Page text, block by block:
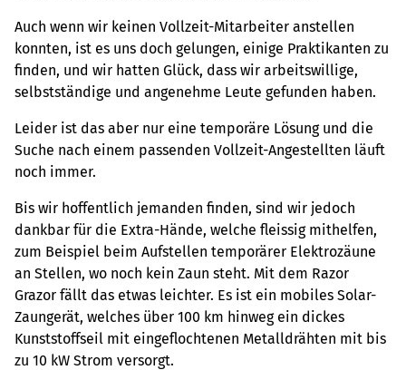
Auch wenn wir keinen Vollzeit-Mitarbeiter anstellen
konnten, ist es uns doch gelungen, einige Praktikanten zu
finden, und wir hatten Glück, dass wir arbeitswillige,
selbstständige und angenehme Leute gefunden haben.
Leider ist das aber nur eine temporäre Lösung und die
Suche nach einem passenden Vollzeit-Angestellten läuft
noch immer.
Bis wir hoffentlich jemanden finden, sind wir jedoch
dankbar für die Extra-Hände, welche fleissig mithelfen,
zum Beispiel beim Aufstellen temporärer Elektrozäune
an Stellen, wo noch kein Zaun steht. Mit dem Razor
Grazor fällt das etwas leichter. Es ist ein mobiles Solar-
Zaungerät, welches über 100 km hinweg ein dickes
Kunststoffseil mit eingeflochtenen Metalldrähten mit bis
zu 10 kW Strom versorgt.